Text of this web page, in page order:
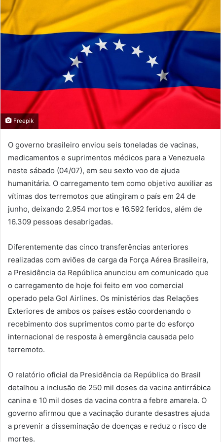
Freepik
O governo brasileiro enviou seis toneladas de vacinas,
medicamentos e suprimentos médicos para a Venezuela
neste sábado (04/07), em seu sexto voo de ajuda
humanitária. O carregamento tem como objetivo auxiliar as
vítimas dos terremotos que atingiram o país em 24 de
junho, deixando 2.954 mortos e 16.592 feridos, além de
16.309 pessoas desabrigadas.
Diferentemente das cinco transferências anteriores
realizadas com aviões de carga da Força Aérea Brasileira,
a Presidência da República anunciou em comunicado que
o carregamento de hoje foi feito em voo comercial
operado pela Gol Airlines. Os ministérios das Relações
Exteriores de ambos os países estão coordenando o
recebimento dos suprimentos como parte do esforço
internacional de resposta à emergência causada pelo
terremoto.
O relatório oficial da Presidência da República do Brasil
detalhou a inclusão de 250 mil doses da vacina antirrábica
canina e 10 mil doses da vacina contra a febre amarela. O
governo afirmou que a vacinação durante desastres ajuda
a prevenir a disseminação de doenças e reduz o risco de
mortes.